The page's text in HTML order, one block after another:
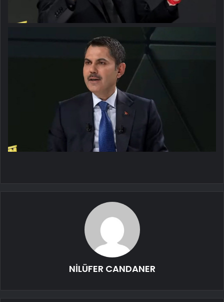
NİLÜFER CANDANER